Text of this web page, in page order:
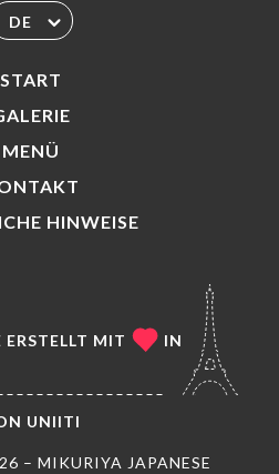
DE
START
MENÜ
HINWEISE
– MIKURIYA JAPANESE
ERSTELLT MIT IN
UNIITI